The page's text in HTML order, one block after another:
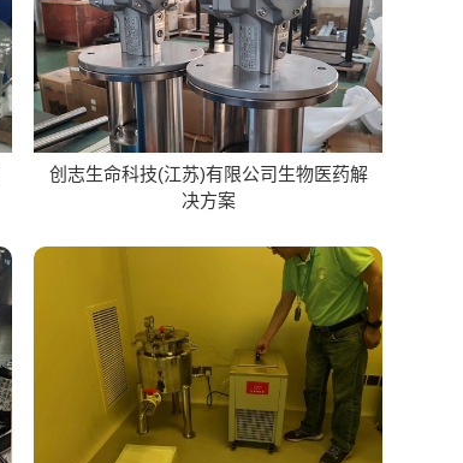
创志生命科技(江苏)有限公司生物医药解
决方案